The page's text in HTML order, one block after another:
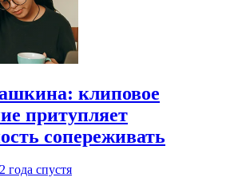
клиповое
притупляет
сопереживать
2 года спустя